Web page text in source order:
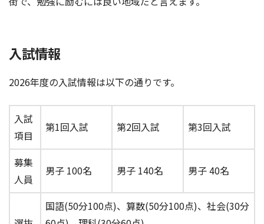
入試情報
2026年度の入試情報は以下の通りです。
入試
項目
第1回入試 第2回入試 第3回入試
募集
人員
男子 100名 男子 140名 男子 40名
国語(50分100点)、算数(50分100点)、社会(30分